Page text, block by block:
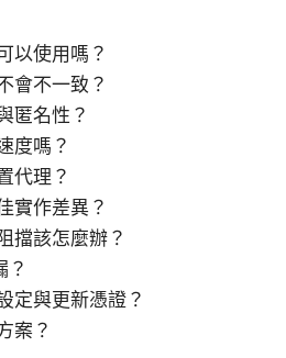
以使用嗎？
會不一致？
匿名性？
度嗎？
代理？
實作差異？
擋該怎麼辦？
？
定與更新憑證？
案？